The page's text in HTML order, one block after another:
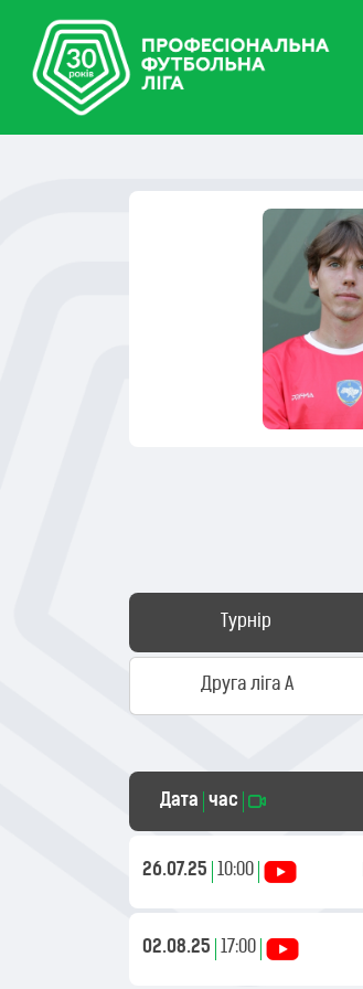
Турнір
Друга ліга А
Дата час
26.07.25 10:00
02.08.25 17:00